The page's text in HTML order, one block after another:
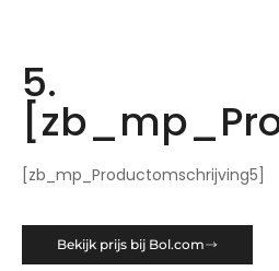
5.
[zb_mp_Productomschrijving5]
Bekijk prijs bij Bol.com